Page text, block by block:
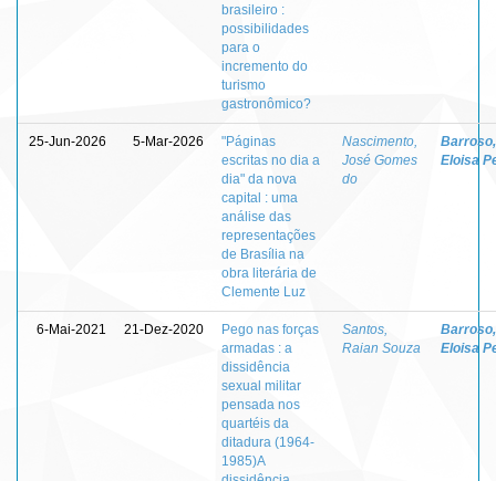
brasileiro :
possibilidades
para o
incremento do
turismo
gastronômico?
25-Jun-2026 5-Mar-2026
"Páginas
escritas no dia a
dia" da nova
capital : uma
análise das
representações
de Brasília na
obra literária de
Clemente Luz
Nascimento,
José Gomes
do
Barroso,
Eloisa
6-Mai-2021 21-Dez-2020
Pego nas forças
armadas : a
dissidência
sexual militar
pensada nos
quartéis da
ditadura (1964-
1985)A
Santos,
Raian Souza
Barroso,
Eloisa